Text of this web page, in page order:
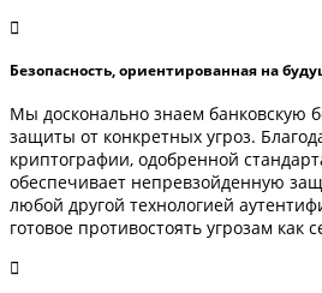
Безопасность, ориентированная на
Мы досконально знаем банковскую
защиты от конкретных угроз.
криптографии, одобренной
обеспечивает непревзойденную
любой другой технологией
готовое противостоять угрозам как